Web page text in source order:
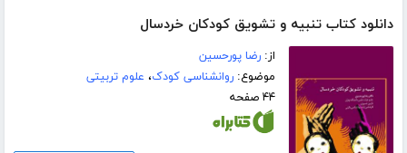
دانلود کتاب تنبیه و تشویق کودکان خردسال
از:رضا پورحسین
موضوع:روانشناسی کودک، علوم تربیتی
۴۴ صفحه